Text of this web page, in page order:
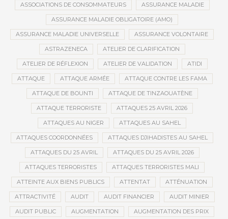
ASSOCIATIONS DE CONSOMMATEURS ASSURANCE MALADIE
ASSURANCE MALADIE OBLIGATOIRE (AMO)
ASSURANCE MALADIE UNIVERSELLE ASSURANCE VOLONTAIRE
ASTRAZENECA ATELIER DE CLARIFICATION
ATELIER DE RÉFLEXION ATELIER DE VALIDATION ATIDI
ATTAQUE ATTAQUE ARMÉE ATTAQUE CONTRE LES FAMA
ATTAQUE DE BOUNTI ATTAQUE DE TINZAOUATÈNE
ATTAQUE TERRORISTE ATTAQUES 25 AVRIL 2026
ATTAQUES AU NIGER ATTAQUES AU SAHEL
ATTAQUES COORDONNÉES ATTAQUES DJIHADISTES AU SAHEL
ATTAQUES DU 25 AVRIL ATTAQUES DU 25 AVRIL 2026
ATTAQUES TERRORISTES ATTAQUES TERRORISTES MALI
ATTEINTE AUX BIENS PUBLICS ATTENTAT ATTÉNUATION
ATTRACTIVITÉ AUDIT AUDIT FINANCIER AUDIT MINIER
AUDIT PUBLIC AUGMENTATION AUGMENTATION DES PRIX